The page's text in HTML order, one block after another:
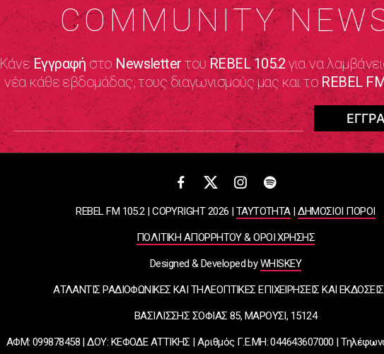
COMMUNITY
ΚάνεΕγγραφή στο Newsletter τουREBEL 105.2 για να
νέα κάθε εβδομάδας, τους διαγωνισμούς μας και τοREBEL
REBEL FM 105.2 | COPYRIGHT 2026 |ΤΑΥΤΟΤΗΤΑ|ΔΗΜΟΣΙΟΙ ΠΟΡΟΙ
ΠΟΛΙΤΙΚΗ ΑΠΟΡΡΗΤΟΥ & ΟΡΟΙ ΧΡΗΣΗΣ
Designed & Developed byWHISKEY
ΑΤΛΑΝΤΙΣ ΡΑΔΙΟΦΩΝΙΚΕΣ ΚΑΙ ΤΗΛΕΟΠΤΙΚΕΣ ΕΠΙΧΕΙΡΗΣΕΙΣ ΚΑΙ
ΒΑΣΙΛΙΣΣΗΣ ΣΟΦΙΑΣ 85, ΜΑΡΟΥΣΙ, 15124
ΑΦΜ: 099878458 | ΔΟΥ: ΚΕΦΟΔΕ ΑΤΤΙΚΗΣ | Αριθμός Γ.Ε.ΜΗ: 044643607000 |